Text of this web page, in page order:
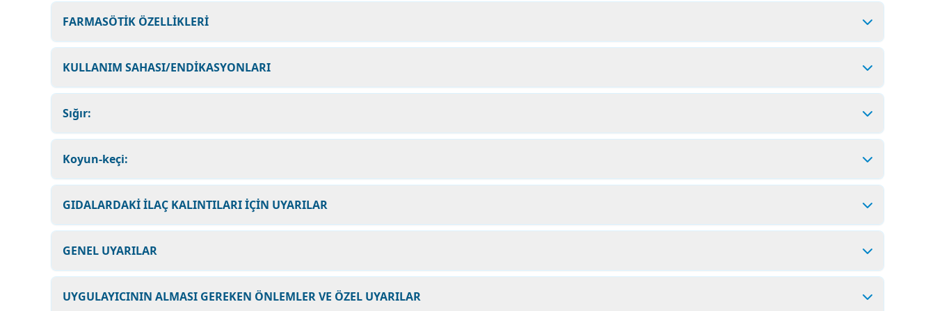
FARMASÖTİK ÖZELLİKLERİ
KULLANIM SAHASI/ENDİKASYONLARI
Sığır:
Koyun-keçi:
GIDALARDAKİ İLAÇ KALINTILARI İÇİN UYARILAR
GENEL UYARILAR
UYGULAYICININ ALMASI GEREKEN ÖNLEMLER VE ÖZEL UYARILAR